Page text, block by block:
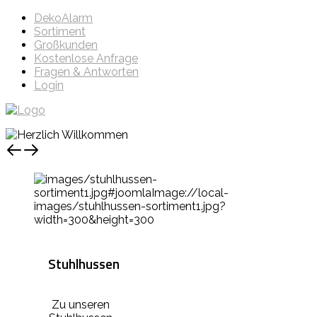
DekoAlarm
Sortiment
Großkunden
Kostenlose Anfrage
Fragen & Antworten
Login
Stuhlhussen
Zu unseren